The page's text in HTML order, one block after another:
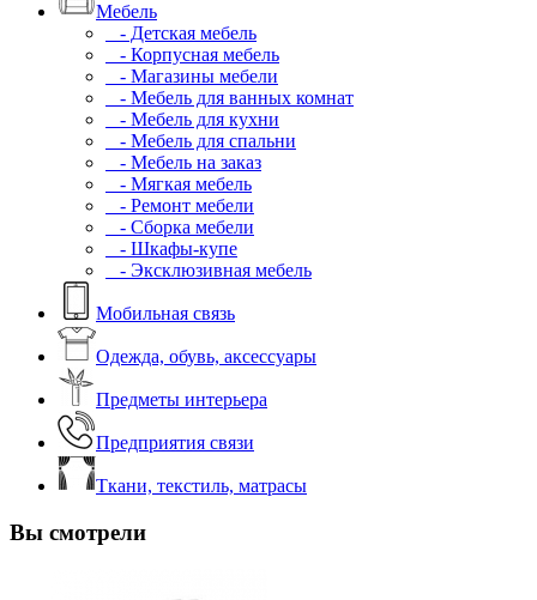
Мебель
- Детская мебель
- Корпусная мебель
- Магазины мебели
- Мебель для ванных комнат
- Мебель для кухни
- Мебель для спальни
- Мебель на заказ
- Мягкая мебель
- Ремонт мебели
- Сборка мебели
- Шкафы-купе
- Эксклюзивная мебель
Мобильная связь
Одежда, обувь, аксессуары
Предметы интерьера
Предприятия связи
Ткани, текстиль, матрасы
Вы смотрели